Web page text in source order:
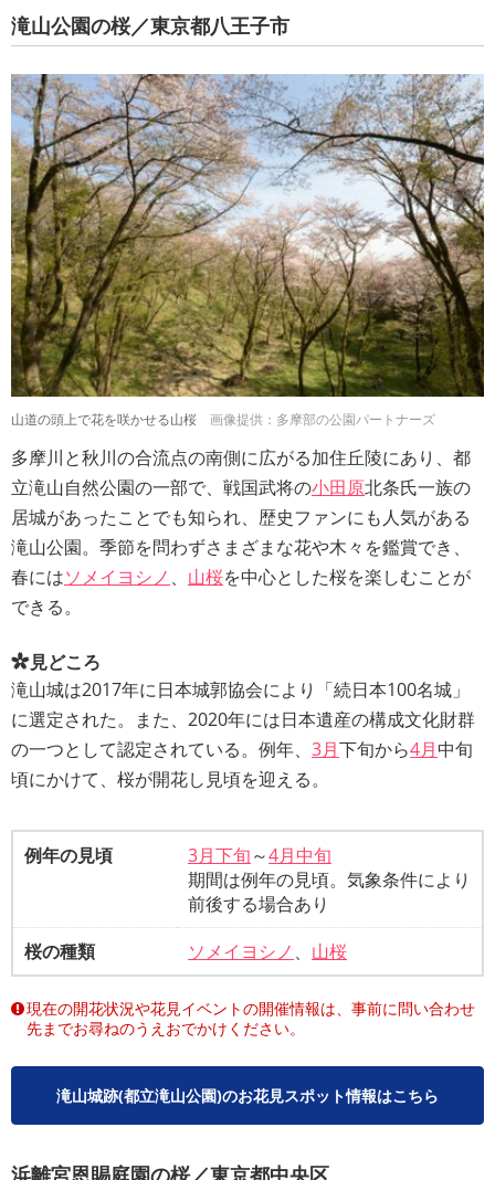
滝山公園の桜／東京都八王子市
山道の頭上で花を咲かせる山桜 画像提供：多摩部の公園パートナーズ
多摩川と秋川の合流点の南側に広がる加住丘陵にあり、都
立滝山自然公園の一部で、戦国武将の小田原北条氏一族の
居城があったことでも知られ、歴史ファンにも人気がある
滝山公園。季節を問わずさまざまな花や木々を鑑賞でき、
春にはソメイヨシノ 、 山桜を中心とした桜を楽しむことが
できる。
見どころ
滝山城は2017年に日本城郭協会により「続日本100名城」
に選定された。また、2020年には日本遺産の構成文化財群
の一つとして認定されている。例年、 3月下旬から4月中旬
頃にかけて、桜が開花し見頃を迎える。
例年の見頃 3月下旬～4月中旬
期間は例年の見頃。気象条件により
前後する場合あり
桜の種類
ソメイヨシノ 、 山桜
現在の開花状況や花見イベントの開催情報は、事前に問い合わせ
先までお尋ねのうえおでかけください。
滝山城跡(都立滝山公園)のお花見スポット情報はこちら